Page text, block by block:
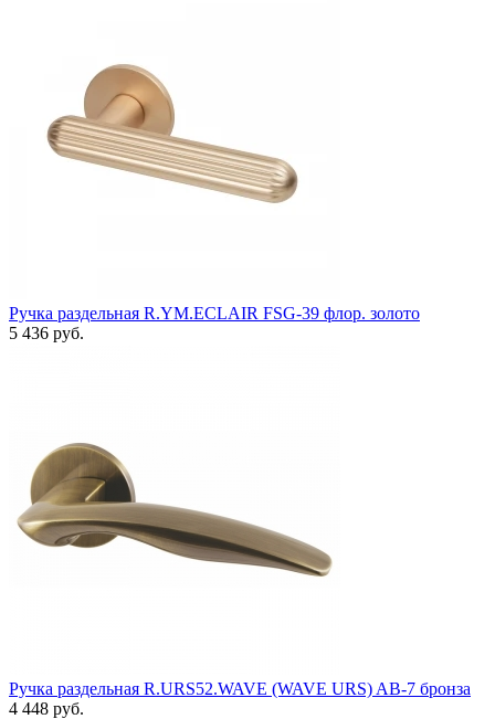
Ручка раздельная R.YM.ECLAIR FSG-39 флор. золото
5 436 руб.
Ручка раздельная R.URS52.WAVE (WAVE URS) AB-7 бронза
4 448 руб.